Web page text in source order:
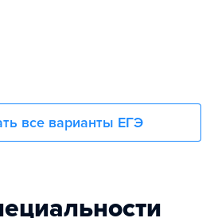
все варианты ЕГЭ